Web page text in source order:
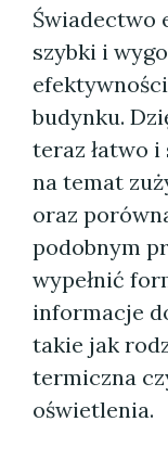
Świadectwo
szybki i
budynku.
teraz łatwo
na temat
oraz
podobnym
wypełnić
informacje
takie jak
termiczna
oświetlenia.